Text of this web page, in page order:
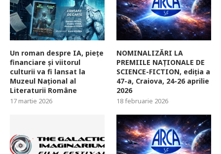
Un roman despre IA, piețe
financiare și viitorul
culturii va fi lansat la
Muzeul Național al
Literaturii Române
17 martie 2026
NOMINALIZĂRI LA
PREMIILE NAȚIONALE DE
SCIENCE-FICTION, ediția a
47-a, Craiova, 24-26 aprilie
2026
18 februarie 2026